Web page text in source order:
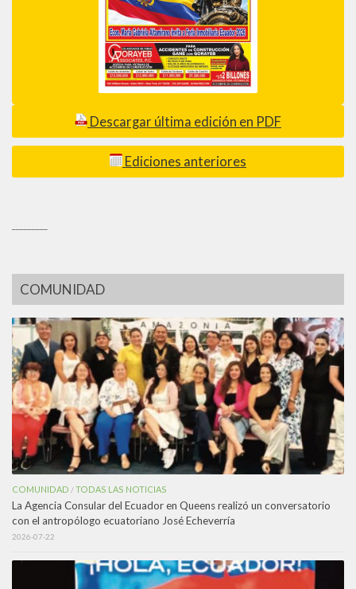
Descargar última edición en PDF
Ediciones anteriores
COMUNIDAD
COMUNIDAD /TODAS LAS NOTICIAS
La Agencia Consular del Ecuador en Queens realizó un conversatorio
con el antropólogo ecuatoriano José Echeverría
2026-07-22